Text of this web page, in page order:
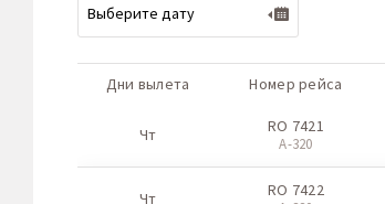
Дни вылета Номер рейса
Чт RO 7421
A-320
Чт RO 7422